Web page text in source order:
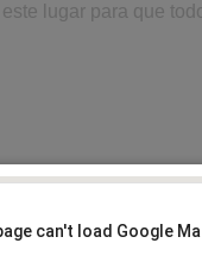
lugar para que
can't load Google